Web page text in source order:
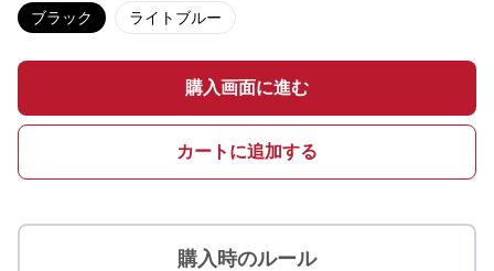
ブラック ライトブルー
購入画面に進む
カートに追加する
購入時のルール